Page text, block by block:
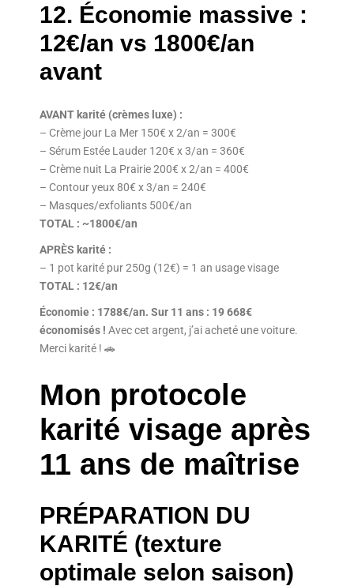
12. Économie massive :
12€/an vs 1800€/an
avant
AVANT karité (crèmes luxe) :
– Crème jour La Mer 150€ x 2/an = 300€
– Sérum Estée Lauder 120€ x 3/an = 360€
– Crème nuit La Prairie 200€ x 2/an = 400€
– Contour yeux 80€ x 3/an = 240€
– Masques/exfoliants 500€/an
TOTAL : ~1800€/an
APRÈS karité :
– 1 pot karité pur 250g (12€) = 1 an usage visage
TOTAL : 12€/an
Économie : 1788€/an. Sur 11 ans : 19 668€
économisés ! Avec cet argent, j’ai acheté une voiture.
Merci karité ! 🚗
Mon protocole
karité visage après
11 ans de maîtrise
PRÉPARATION DU
KARITÉ (texture
optimale selon saison)